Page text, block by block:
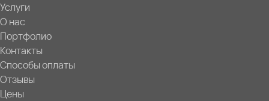
Услуги
О нас
Портфолио
Контакты
Способы оплаты
Отзывы
Цены